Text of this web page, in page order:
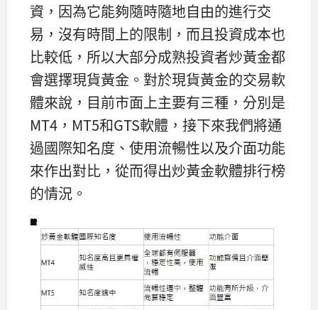
資，因為它能夠隨時隨地自由的進行交
易，沒有時間上的限制，而且投資成本也
比較低，所以大部分成熟投資者炒黃金都
會選擇現貨黃金。對於現貨黃金的交易軟
體來說，目前市面上主要有三種，分別是
MT4，MT5和GTS軟體，接下來我們將通
過國際知名度、使用流暢性以及介面功能
來作出對比，從而得出炒黃金軟體排行榜
的情況。